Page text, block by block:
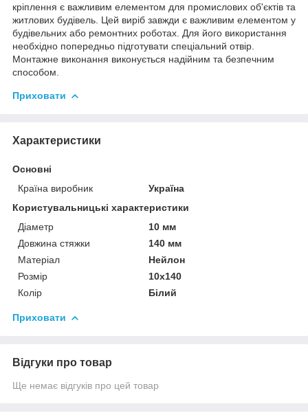
кріплення є важливим елементом для промислових об'єктів та
житлових будівель. Цей виріб завжди є важливим елементом у
будівельних або ремонтних роботах. Для його використання
необхідно попередньо підготувати спеціальний отвір.
Монтажне виконання виконується надійним та безпечним
способом.
Приховати
Характеристики
Основні
Країна виробник
Україна
Користувальницькі характеристики
Діаметр
10 мм
Довжина стяжки
140 мм
Матеріал
Нейлон
Розмір
10х140
Колір
Білий
Приховати
Відгуки про товар
Ще немає відгуків про цей товар